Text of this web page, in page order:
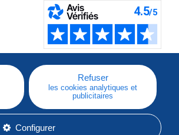
Refuser
les cookies analytiques et
publicitaires
Configurer